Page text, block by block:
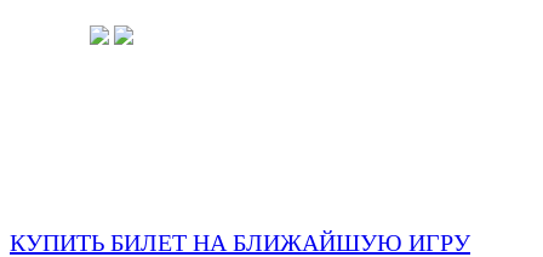
КУПИТЬ БИЛЕТ НА БЛИЖАЙШУЮ ИГРУ